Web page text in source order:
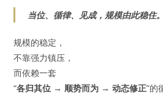
当位、循律、见成，规模由此稳住。
规模的稳定，
不靠强力镇压，
而依赖一套
“各归其位 → 顺势而为 → 动态修正”的